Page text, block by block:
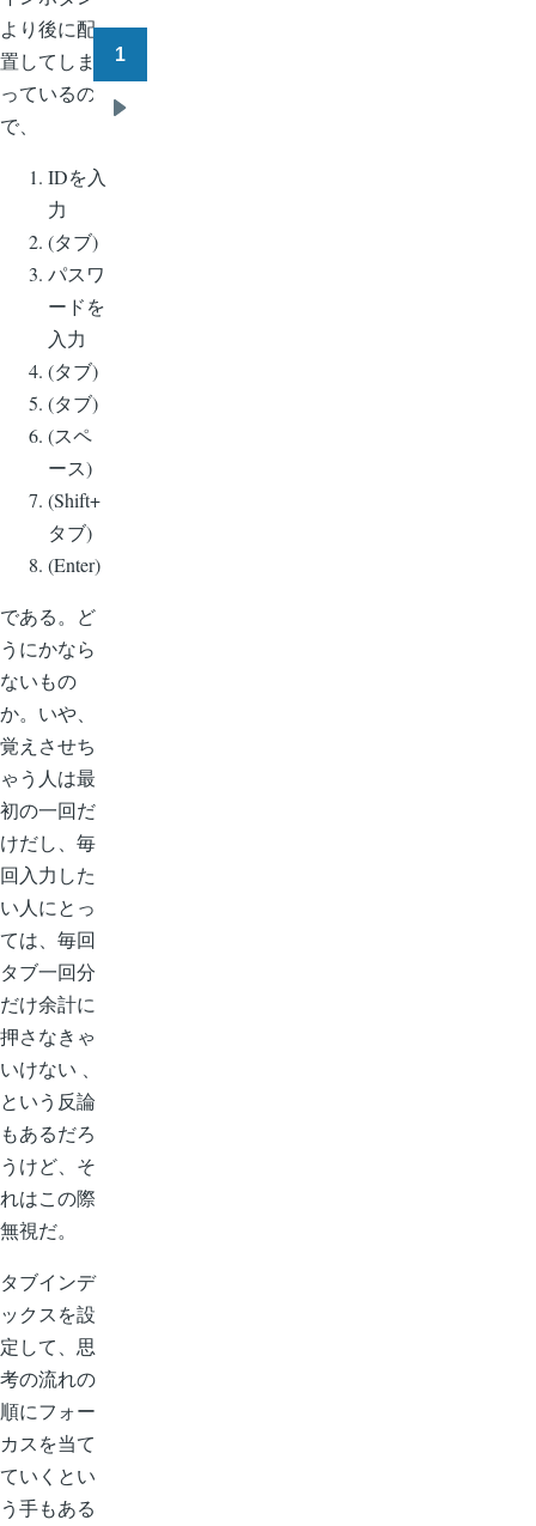
より後に配
置してしま
っているの
で、
IDを入
力
(タブ)
パスワ
ードを
入力
(タブ)
(タブ)
(スペ
ース)
(Shift+
タブ)
(Enter)
である。ど
うにかなら
ないもの
か。いや、
覚えさせち
ゃう人は最
初の一回だ
けだし、毎
回入力した
い人にとっ
ては、毎回
タブ一回分
だけ余計に
押さなきゃ
いけない 、
という反論
もあるだろ
うけど、そ
れはこの際
無視だ。
タブインデ
ックスを設
定して、思
考の流れの
順にフォー
カスを当て
ていくとい
う手もある
ー
送
1